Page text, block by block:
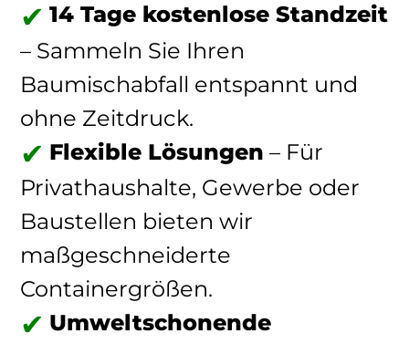
14 Tage kostenlose Standzeit
– Sammeln Sie Ihren
Baumischabfall entspannt und
ohne Zeitdruck.
Flexible Lösungen – Für
Privathaushalte, Gewerbe oder
Baustellen bieten wir
maßgeschneiderte
Containergrößen.
Umweltschonende